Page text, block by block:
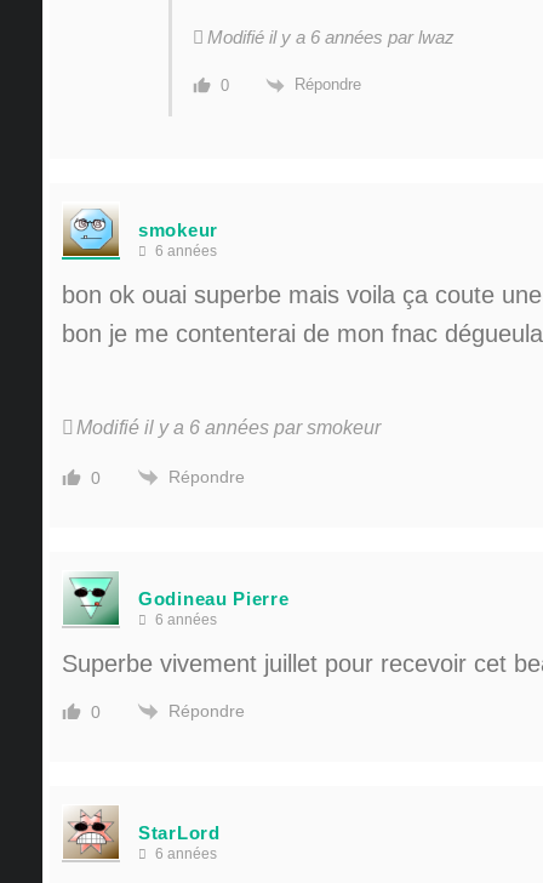
Modifié il y a 6 années par lwaz
0 Répondre
smokeur
6 années
bon ok ouai superbe mais voila ça coute
bon je me contenterai de mon fnac
Modifié il y a 6 années par smokeur
0 Répondre
Godineau Pierre
6 années
Superbe vivement juillet pour recevoir cet
0 Répondre
StarLord
6 années